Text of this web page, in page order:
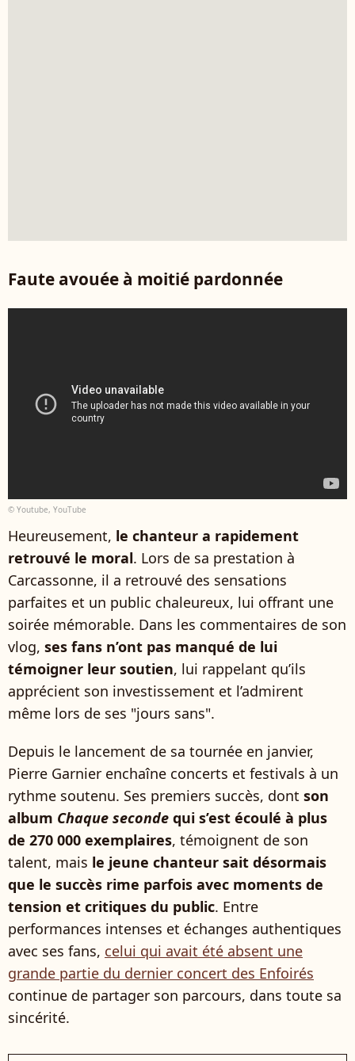
Faute avouée à moitié pardonnée
© Youtube, YouTube
Heureusement, le chanteur a rapidement
retrouvé le moral. Lors de sa prestation à
Carcassonne, il a retrouvé des sensations
parfaites et un public chaleureux, lui offrant une
soirée mémorable. Dans les commentaires de son
vlog, ses fans n’ont pas manqué de lui
témoigner leur soutien, lui rappelant qu’ils
apprécient son investissement et l’admirent
même lors de ses "jours sans".
Depuis le lancement de sa tournée en janvier,
Pierre Garnier enchaîne concerts et festivals à un
rythme soutenu. Ses premiers succès, dont son
album Chaque seconde qui s’est écoulé à plus
de 270 000 exemplaires, témoignent de son
talent, mais le jeune chanteur sait désormais
que le succès rime parfois avec moments de
tension et critiques du public. Entre
performances intenses et échanges authentiques
avec ses fans, celui qui avait été absent une
grande partie du dernier concert des Enfoirés
continue de partager son parcours, dans toute sa
sincérité.